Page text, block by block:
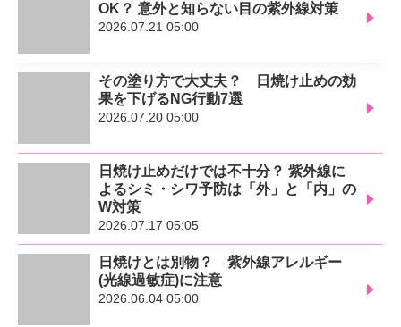
OK？ 意外と知らない目の紫外線対策
2026.07.21 05:00
その塗り方で大丈夫？ 日焼け止めの効
果を下げるNG行動7選
2026.07.20 05:00
日焼け止めだけでは不十分？ 紫外線に
よるシミ・シワ予防は「外」と「内」の
W対策
2026.07.17 05:05
日焼けとは別物？ 紫外線アレルギー
(光線過敏症)に注意
2026.06.04 05:00